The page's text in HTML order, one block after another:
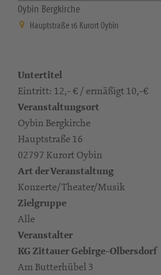
Oybin Bergkirche
Hauptstraße 16 Kurort Oybin
Untertitel
Eintritt: 12,- € / ermäßigt 10,-€
Veranstaltungsort
Oybin Bergkirche
Hauptstraße 16
02797 Kurort Oybin
Art der Veranstaltung
Konzerte/Theater/Musik
Zielgruppe
Alle
Veranstalter
KG Zittauer Gebirge-Olbersdorf
Am Butterhübel 3